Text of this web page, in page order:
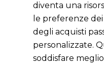
diventa una
le preferenze
degli acquisti
personalizzate.
soddisfare